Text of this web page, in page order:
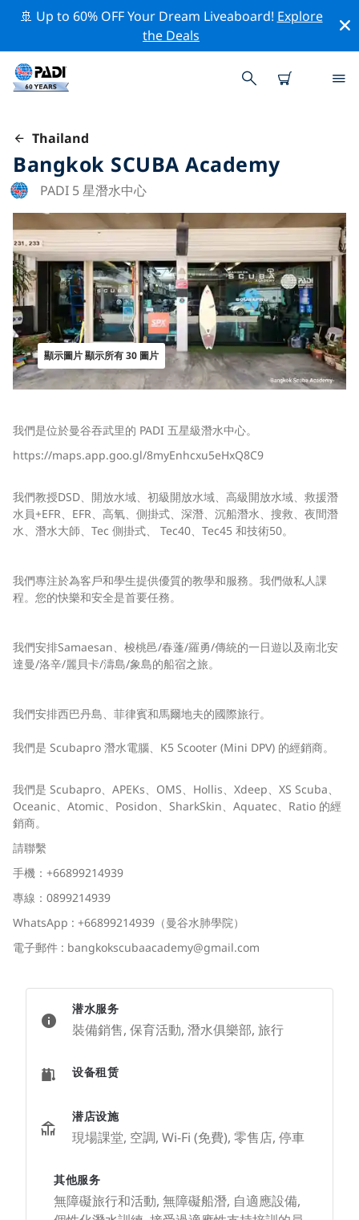
🚢 Up to 60% OFF Your Dream Liveaboard! Explore
the Deals
Thailand
Bangkok SCUBA Academy
PADI 5 星潛水中心
顯示圖片 顯示所有 30 圖片
我們是位於曼谷吞武里的 PADI 五星級潛水中心。
https://maps.app.goo.gl/8myEnhcxu5eHxQ8C9
我們教授DSD、開放水域、初級開放水域、高級開放水域、救援潛
水員+EFR、EFR、高氧、側掛式、深潛、沉船潛水、搜救、夜間潛
水、潛水大師、Tec 側掛式、 Tec40、Tec45 和技術50。
我們專注於為客戶和學生提供優質的教學和服務。我們做私人課
程。您的快樂和安全是首要任務。
我們安排Samaesan、梭桃邑/春蓬/羅勇/傳統的一日遊以及南北安
達曼/洛辛/麗貝卡/濤島/象島的船宿之旅。
我們安排西巴丹島、菲律賓和馬爾地夫的國際旅行。
我們是 Scubapro 潛水電腦、K5 Scooter (Mini DPV) 的經銷商。
我們是 Scubapro、APEKs、OMS、Hollis、Xdeep、XS Scuba、
Oceanic、Atomic、Posidon、SharkSkin、Aquatec、Ratio 的經
銷商。
請聯繫
手機：+66899214939
專線：0899214939
WhatsApp : +66899214939（曼谷水肺學院）
電子郵件 : bangkokscubaacademy@gmail.com
潜水服务
裝備銷售, 保育活動, 潛水俱樂部, 旅行
设备租赁
潜店设施
現場課堂, 空調, Wi-Fi (免費), 零售店, 停車
其他服务
無障礙旅行和活動, 無障礙船潛, 自適應設備,